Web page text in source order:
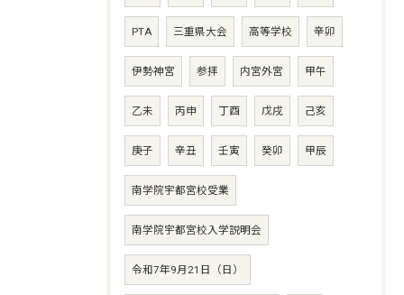
PTA 三重県大会 高等学校 辛卯
伊勢神宮 参拝 内宮外宮 甲午
乙未 丙申 丁酉 戊戌 己亥
庚子 辛丑 壬寅 癸卯 甲辰
南学院宇都宮校受業
南学院宇都宮校入学説明会
令和7年9月21日（日）